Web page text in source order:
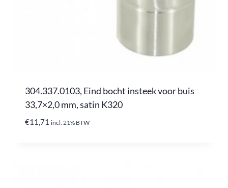
304.337.0103, Eind bocht insteek voor buis
33,7×2,0 mm, satin K320
€11,71 incl. 21% BTW